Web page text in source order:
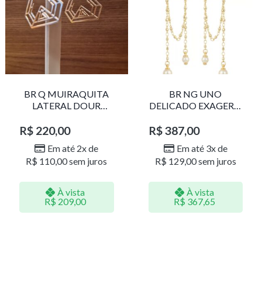
BR Q MUIRAQUITA
LATERAL DOUR
R$ 220,00
Em até 2x de
R$ 110,00sem juros
À vista
R$ 209,00
BR NG UNO
DELICADO EXAGERO
R$387,00
Em até 3x de
R$ 129,00sem juros
À vista
R$ 367,65